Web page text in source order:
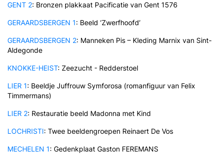
GENT 2: Bronzen plakkaat Pacificatie van Gent 1576
GERAARDSBERGEN 1: Beeld ‘Zwerfhoofd’
GERAARDSBERGEN 2: Manneken Pis – Kleding Marnix van Sint-
Aldegonde
KNOKKE-HEIST: Zeezucht - Redderstoel
LIER 1: Beeldje Juffrouw Symforosa (romanfiguur van Felix
Timmermans)
LIER 2: Restauratie beeld Madonna met Kind
LOCHRISTI: Twee beeldengroepen Reinaert De Vos
MECHELEN 1: Gedenkplaat Gaston FEREMANS